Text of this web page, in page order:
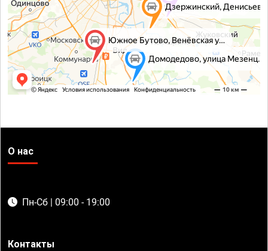
О нас
Пн-Сб | 09:00 - 19:00
Контакты